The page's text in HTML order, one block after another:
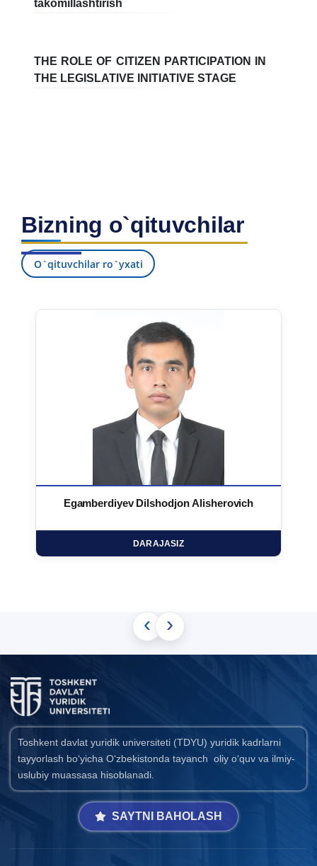
takomillashtirish
THE ROLE OF CITIZEN PARTICIPATION IN
THE LEGISLATIVE INITIATIVE STAGE
Bizning o`qituvchilar
O`qituvchilar ro`yxati
Egamberdiyev Dilshodjon Alisherovich
DARAJASIZ
‹ ›
Toshkent davlat yuridik universiteti (TDYU) yuridik kadrlarni
tayyorlash bo‘yicha O‘zbekistonda tayanch oliy o‘quv va ilmiy-
uslubiy muassasa hisoblanadi.
SAYTNI BAHOLASH